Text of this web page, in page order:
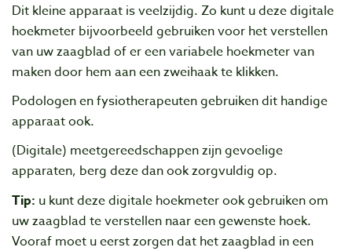
Dit kleine apparaat is veelzijdig. Zo kunt u deze digitale
hoekmeter bijvoorbeeld gebruiken voor het verstellen
van uw zaagblad of er een variabele hoekmeter van
maken door hem aan een zweihaak te klikken.
Podologen en fysiotherapeuten gebruiken dit handige
apparaat ook.
(Digitale) meetgereedschappen zijn gevoelige
apparaten, berg deze dan ook zorgvuldig op.
Tip: u kunt deze digitale hoekmeter ook gebruiken om
uw zaagblad te verstellen naar een gewenste hoek.
Vooraf moet u eerst zorgen dat het zaagblad in een